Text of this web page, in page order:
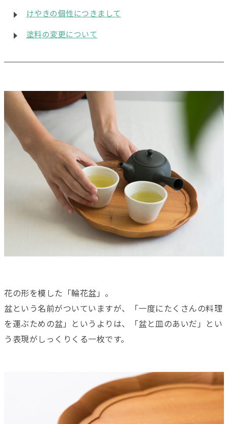
けやきの個性につきまして
塗料の変更について
花の形を模した「輪花盆」。
盆という名前がついていますが、「一度にたくさんの料理
を運ぶための盆」というよりは、「盆と皿のあいだ」とい
う表現がしっくりくる一枚です。